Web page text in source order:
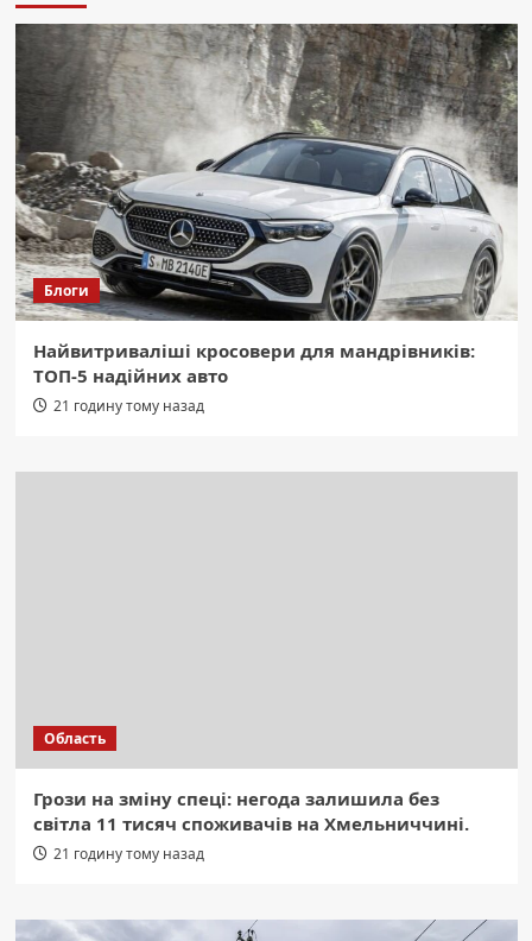
Блоги
Найвитриваліші кросовери для мандрівників:
ТОП-5 надійних авто
21 годину тому назад
Область
Грози на зміну спеці: негода залишила без
світла 11 тисяч споживачів на Хмельниччині.
21 годину тому назад